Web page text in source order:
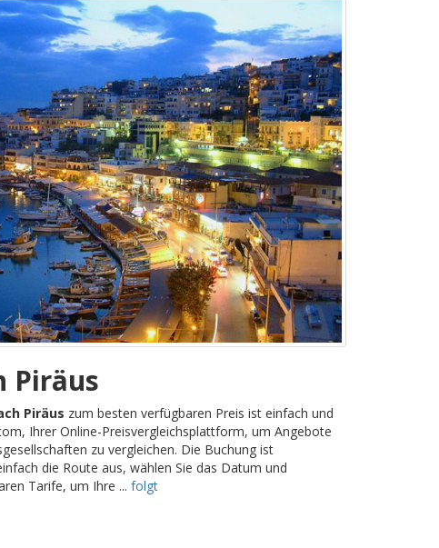
Piräus
Piräus zum besten verfügbaren Preis ist einfach und
Ihrer Online-Preisvergleichsplattform, um Angebote
zu vergleichen. Die Buchung ist
die Route aus, wählen Sie das Datum und
Tarife, um Ihre ... folgt